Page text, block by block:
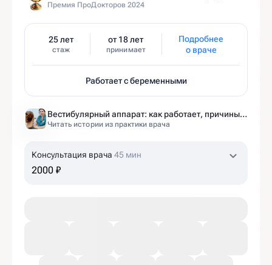
Премия ПроДокторов 2024
25 лет
стаж
от 18 лет
принимает
Подробнее
о враче
Работает с беременными
Вестибулярный аппарат: как работает, причины нарушений и как тренировать?
Читать истории из практики врача
Консультация врача 45 мин
2000 ₽